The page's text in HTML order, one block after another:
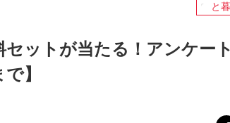
と
セットが当たる！アンケー
】